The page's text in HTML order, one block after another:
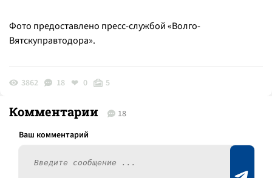
Фото предоставлено пресс-службой «Волго-
Вятскуправтодора».
3862 18 0 5
Комментарии 18